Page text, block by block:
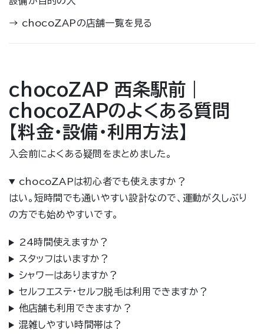
→ chocoZAPの店舗一覧を見る
chocoZAP 西条駅前｜
chocoZAPのよくある質問
【料金・設備・利用方法】
入会前によくある疑問をまとめました。
chocoZAPは初心者でも使えますか？
はい。短時間でも通いやすい設計なので、運動が久しぶり
の方でも始めやすいです。
24時間使えますか？
スタッフはいますか？
シャワーはありますか？
セルフエステ・セルフ脱毛は利用できますか？
他店舗も利用できますか？
混雑しやすい時間帯は？